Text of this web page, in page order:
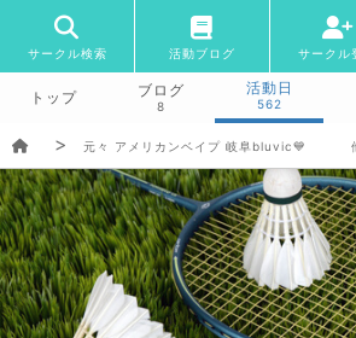
サークル検索 活動ブログ サークル
トップ ブログ
8
活動日
562
元々 アメリカンベイプ 岐阜bluvic💙 他団